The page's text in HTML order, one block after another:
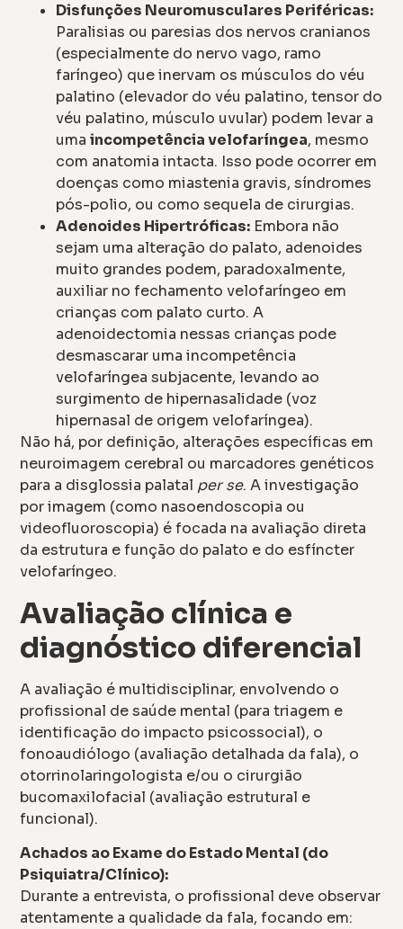
Disfunções Neuromusculares Periféricas:
Paralisias ou paresias dos nervos cranianos
(especialmente do nervo vago, ramo
faríngeo) que inervam os músculos do véu
palatino (elevador do véu palatino, tensor do
véu palatino, músculo uvular) podem levar a
umaincompetência velofaríngea, mesmo
com anatomia intacta. Isso pode ocorrer em
doenças como miastenia gravis, síndromes
pós-polio, ou como sequela de cirurgias.
Adenoides Hipertróficas: Embora não
sejam uma alteração do palato, adenoides
muito grandes podem, paradoxalmente,
auxiliar no fechamento velofaríngeo em
crianças com palato curto. A
adenoidectomia nessas crianças pode
desmascarar uma incompetência
velofaríngea subjacente, levando ao
surgimento de hipernasalidade (voz
hipernasal de origem velofaríngea).
Não há, por definição, alterações específicas em
neuroimagem cerebral ou marcadores genéticos
para a disglossia palatal per se. A investigação
por imagem (como nasoendoscopia ou
videofluoroscopia) é focada na avaliação direta
da estrutura e função do palato e do esfíncter
velofaríngeo.
Avaliação clínica e
diagnóstico diferencial
A avaliação é multidisciplinar, envolvendo o
profissional de saúde mental (para triagem e
identificação do impacto psicossocial), o
fonoaudiólogo (avaliação detalhada da fala), o
otorrinolaringologista e/ou o cirurgião
bucomaxilofacial (avaliação estrutural e
funcional).
Achados ao Exame do Estado Mental (do
Psiquiatra/Clínico):
Durante a entrevista, o profissional deve observar
atentamente a qualidade da fala, focando em: